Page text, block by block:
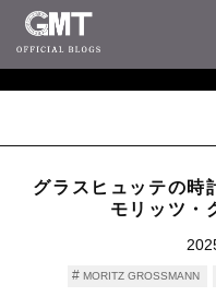
グラスヒュッテの時
モリッツ・
MORITZ GROSSMANN